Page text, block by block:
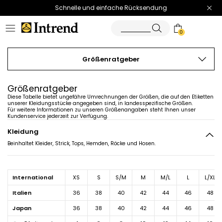
Schnelle und einfache Rücksendung
0
Größenratgeber
Größenratgeber
Diese Tabelle bietet ungefähre Umrechnungen der Größen, die auf den Etiketten
unserer Kleidungsstücke angegeben sind, in landesspezifische Größen.
Für weitere Informationen zu unseren Größenangaben steht Ihnen unser
Kundenservice jederzeit zur Verfügung.
kleidung
Beinhaltet Kleider, Strick, Tops, Hemden, Röcke und Hosen.
international XS S S/M M M/L L
L/XL
italien
36 38 40 42 44 46
48
japan
36 38 40 42 44 46
48